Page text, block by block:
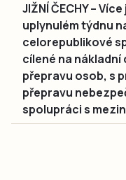
JIŽNÍ ČECHY –
uplynulém týdnu
celorepublikové
cílené na
přepravu osob, s
přepravu
spolupráci s